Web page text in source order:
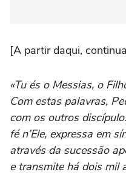
[A partir daqui,
«Tu és o Messias, o
Com estas palavras,
com os outros
fé n’Ele, expressa em
através da sucessão
e transmite há dois mil